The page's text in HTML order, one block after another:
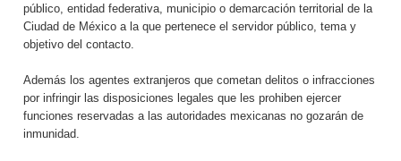
público, entidad federativa, municipio o demarcación territorial de la
Ciudad de México a la que pertenece el servidor público, tema y
objetivo del contacto.
Además los agentes extranjeros que cometan delitos o infracciones
por infringir las disposiciones legales que les prohiben ejercer
funciones reservadas a las autoridades mexicanas no gozarán de
inmunidad.